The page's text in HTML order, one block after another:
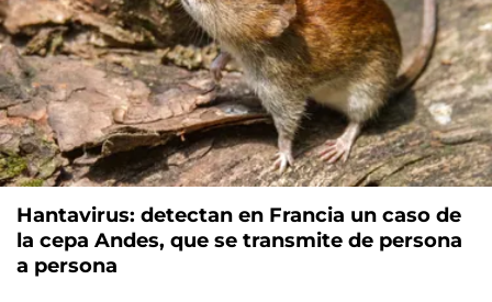
Hantavirus: detectan en Francia un caso de
la cepa Andes, que se transmite de persona
a persona